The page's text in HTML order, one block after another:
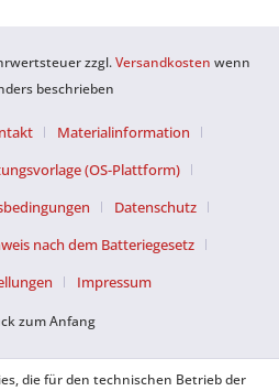
zzgl.Versandkosten wenn
beschrieben
Materialinformation
(OS-Plattform)
Datenschutz
nach dem Batteriegesetz
Impressum
zum Anfang
die für den technischen Betrieb der